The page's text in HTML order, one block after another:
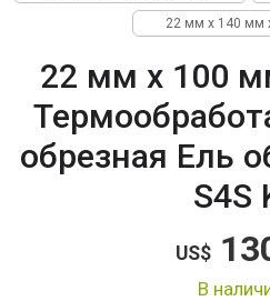
22 мм x 140 мм
22 мм x 100
обрезная Ель
S4S
US$
в